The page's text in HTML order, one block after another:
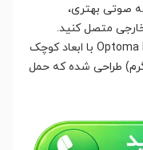
صوتی بهتری،
متصل کنید.
پروژکتور اپتما Optoma HD146X با ابعاد کوچک
سبک (حدود 2.5 کیلوگرم) طراحی شده که حمل